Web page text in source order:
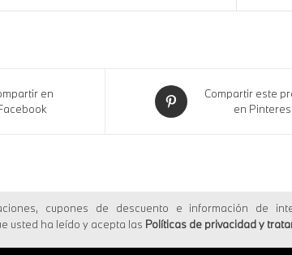
en
Compartir este
en
cupones de descuento e información de
usted ha leído y acepta las Políticas de privacidad y